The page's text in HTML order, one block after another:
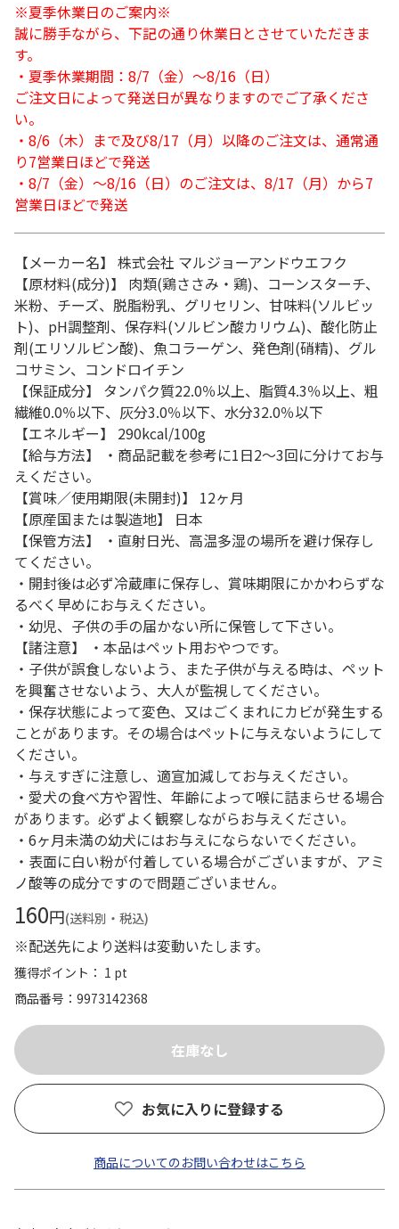
※夏季休業日のご案内※
誠に勝手ながら、下記の通り休業日とさせていただきま
す。
・夏季休業期間：8/7（金）～8/16（日）
ご注文日によって発送日が異なりますのでご了承くださ
い。
・8/6（木）まで及び8/17（月）以降のご注文は、通常通
り7営業日ほどで発送
・8/7（金）～8/16（日）のご注文は、8/17（月）から7
営業日ほどで発送
【メーカー名】 株式会社 マルジョーアンドウエフク
【原材料(成分)】 肉類(鶏ささみ・鶏)、コーンスターチ、
米粉、チーズ、脱脂粉乳、グリセリン、甘味料(ソルビッ
ト)、pH調整剤、保存料(ソルビン酸カリウム)、酸化防止
剤(エリソルビン酸)、魚コラーゲン、発色剤(硝精)、グル
コサミン、コンドロイチン
【保証成分】 タンパク質22.0％以上、脂質4.3％以上、粗
繊維0.0％以下、灰分3.0％以下、水分32.0％以下
【エネルギー】 290kcal/100g
【給与方法】 ・商品記載を参考に1日2～3回に分けてお与
えください。
【賞味／使用期限(未開封)】 12ヶ月
【原産国または製造地】 日本
【保管方法】 ・直射日光、高温多湿の場所を避け保存し
てください。
・開封後は必ず冷蔵庫に保存し、賞味期限にかかわらずな
るべく早めにお与えください。
・幼児、子供の手の届かない所に保管して下さい。
【諸注意】 ・本品はペット用おやつです。
・子供が誤食しないよう、また子供が与える時は、ペット
を興奮させないよう、大人が監視してください。
・保存状態によって変色、又はごくまれにカビが発生する
ことがあります。その場合はペットに与えないようにして
ください。
・与えすぎに注意し、適宣加減してお与えください。
・愛犬の食べ方や習性、年齢によって喉に詰まらせる場合
があります。必ずよく観察しながらお与えください。
・6ヶ月未満の幼犬にはお与えにならないでください。
・表面に白い粉が付着している場合がございますが、アミ
ノ酸等の成分ですので問題ございません。
160円(送料別・税込)
※配送先により送料は変動いたします。
獲得ポイント： 1 pt
商品番号
9973142368
お気に入りに登録する
商品についてのお問い合わせはこちら